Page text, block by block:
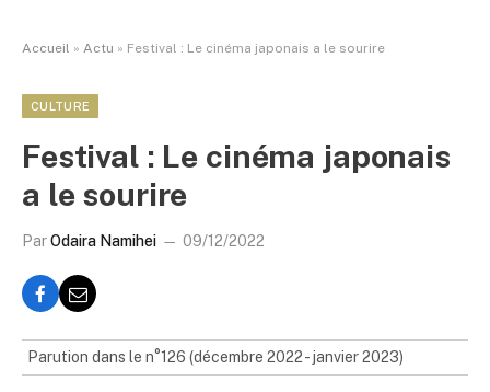
Accueil » Actu » Festival : Le cinéma japonais a le sourire
CULTURE
Festival : Le cinéma japonais
a le sourire
ParOdaira Namihei 09/12/2022
Parution dans le n°126 (décembre 2022 - janvier 2023)